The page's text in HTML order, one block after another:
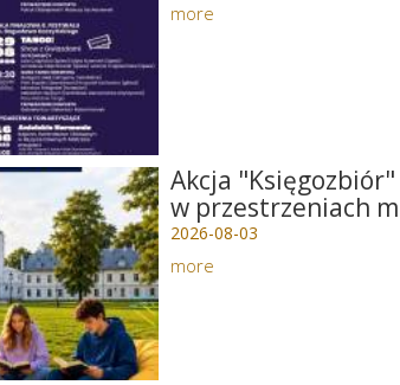
more
Akcja
w przestrzeniach
2026-08-03
more